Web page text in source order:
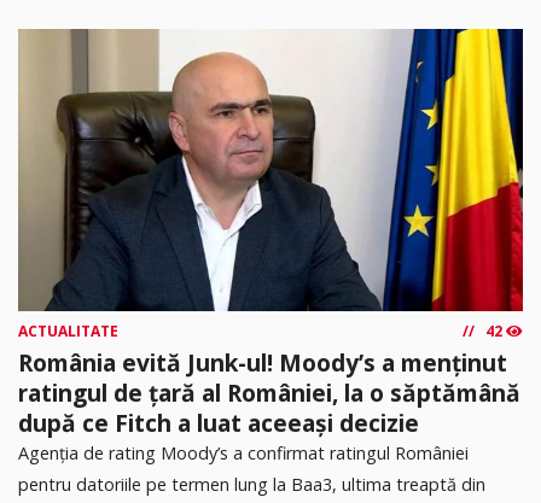
ACTUALITATE 42
România evită Junk-ul! Moody’s a menținut
ratingul de țară al României, la o săptămână
după ce Fitch a luat aceeași decizie
Agenția de rating Moody’s a confirmat ratingul României
pentru datoriile pe termen lung la Baa3, ultima treaptă din